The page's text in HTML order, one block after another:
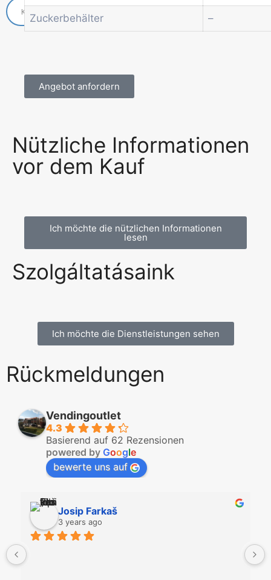
Zuckerbehälter –
Angebot anfordern
Nützliche Informationen
vor dem Kauf
Ich möchte die nützlichen Informationen
lesen
Szolgáltatásaink
Ich möchte die Dienstleistungen sehen
Rückmeldungen
Vendingoutlet
4.3
Basierend auf 62 Rezensionen
powered by Google
bewerte uns auf
Josip Farkaš
3 years ago